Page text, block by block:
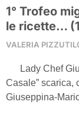
1° Trofeo
le ricette…
VALERIA
Lady Chef
Casale” scarica,
Giuseppina-